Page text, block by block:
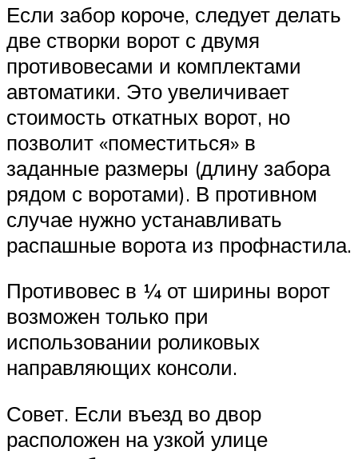
Если забор короче, следует делать
две створки ворот с двумя
противовесами и комплектами
автоматики. Это увеличивает
стоимость откатных ворот, но
позволит «поместиться» в
заданные размеры (длину забора
рядом с воротами). В противном
случае нужно устанавливать
распашные ворота из профнастила.
Противовес в ¼ от ширины ворот
возможен только при
использовании роликовых
направляющих консоли.
Совет. Если въезд во двор
расположен на узкой улице